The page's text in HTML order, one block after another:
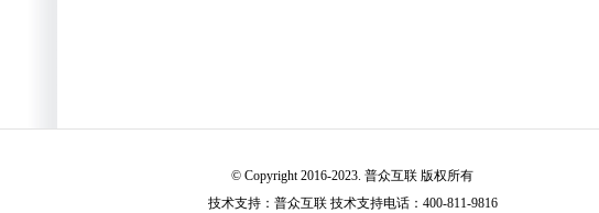
© Copyright 2016-2023. 普众互联 版权所有
技术支持： 普众互联技术支持电话：400-811-9816